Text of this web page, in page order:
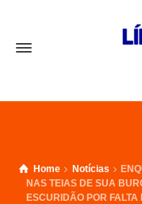
Home Notícias
NAS TEIAS DE SUA
ESCURIDÃO POR